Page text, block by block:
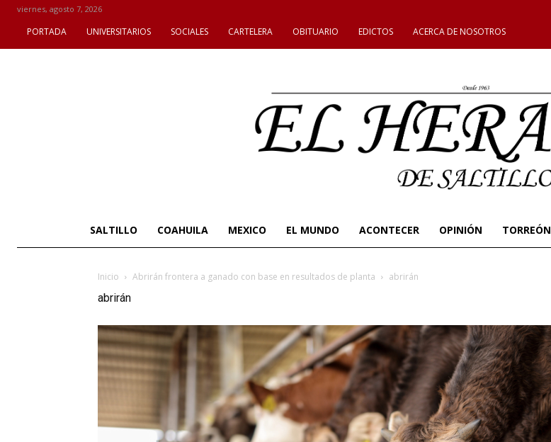
viernes, agosto 7, 2026
PORTADA UNIVERSITARIOS SOCIALES CARTELERA OBITUARIO EDICTOS ACERCA DE NOSOTROS
SALTILLO COAHUILA MEXICO EL MUNDO ACONTECER OPINIÓN TORREÓN
Inicio Abrirán frontera a ganado con base en resultados de planta abrirán
abrirán